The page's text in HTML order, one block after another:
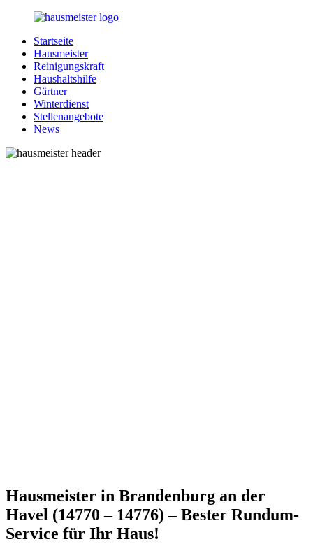
Zurück
Inhalt
Hausmeister.de
Alles
rund
Ihren
Haushalt
Startseite
Hausmeister
Reinigungskraft
Haushaltshilfe
Gärtner
Winterdienst
Stellenangebote
News
Hausmeister in Brandenburg an der
Havel (14770 – 14776) – Bester Rundum-
Service für Ihr Haus!